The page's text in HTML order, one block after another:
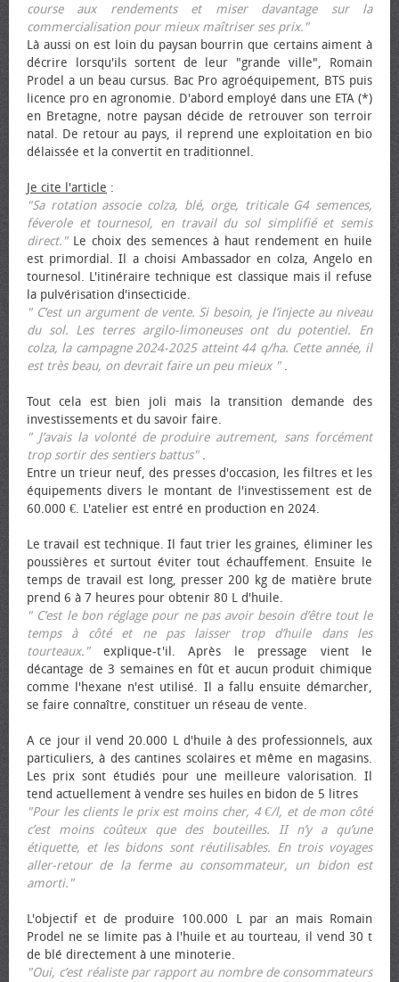
course aux rendements et miser davantage sur la
commercialisation pour mieux maîtriser ses prix."
Là aussi on est loin du paysan bourrin que certains aiment à
décrire lorsqu'ils sortent de leur "grande ville", Romain
Prodel a un beau cursus. Bac Pro agroéquipement, BTS puis
licence pro en agronomie. D'abord employé dans une ETA (*)
en Bretagne, notre paysan décide de retrouver son terroir
natal. De retour au pays, il reprend une exploitation en bio
délaissée et la convertit en traditionnel.
Je cite l'article :
"Sa rotation associe colza, blé, orge, triticale G4 semences,
féverole et tournesol, en travail du sol simplifié et semis
direct."Le choix des semences à haut rendement en huile
est primordial. Il a choisi Ambassador en colza, Angelo en
tournesol. L'itinéraire technique est classique mais il refuse
la pulvérisation d'insecticide.
" C’est un argument de vente. Si besoin, je l’injecte au niveau
du sol. Les terres argilo-limoneuses ont du potentiel. En
colza, la campagne 2024-2025 atteint 44 q/ha. Cette année, il
est très beau, on devrait faire un peu mieux ".
Tout cela est bien joli mais la transition demande des
investissements et du savoir faire.
" J’avais la volonté de produire autrement, sans forcément
trop sortir des sentiers battus".
Entre un trieur neuf, des presses d'occasion, les filtres et les
équipements divers le montant de l'investissement est de
60.000 €. L'atelier est entré en production en 2024.
Le travail est technique. Il faut trier les graines, éliminer les
poussières et surtout éviter tout échauffement. Ensuite le
temps de travail est long, presser 200 kg de matière brute
prend 6 à 7 heures pour obtenir 80 L d'huile.
" C’est le bon réglage pour ne pas avoir besoin d’être tout le
temps à côté et ne pas laisser trop d’huile dans les
tourteaux."explique-t'il. Après le pressage vient le
décantage de 3 semaines en fût et aucun produit chimique
comme l'hexane n'est utilisé. Il a fallu ensuite démarcher,
se faire connaître, constituer un réseau de vente.
A ce jour il vend 20.000 L d'huile à des professionnels, aux
particuliers, à des cantines scolaires et même en magasins.
Les prix sont étudiés pour une meilleure valorisation. Il
tend actuellement à vendre ses huiles en bidon de 5 litres
"Pour les clients le prix est moins cher, 4 €/l, et de mon côté
c’est moins coûteux que des bouteilles. II n’y a qu’une
étiquette, et les bidons sont réutilisables. En trois voyages
aller-retour de la ferme au consommateur, un bidon est
amorti."
L'objectif et de produire 100.000 L par an mais Romain
Prodel ne se limite pas à l'huile et au tourteau, il vend 30 t
de blé directement à une minoterie.
"Oui, c’est réaliste par rapport au nombre de consommateurs